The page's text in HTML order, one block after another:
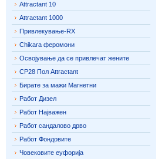
Attractant 10
Attractant 1000
Привлекување-RX
Chikara феромони
Освојување да се привлечат жените
CP28 Пол Attractant
Бирате за мажи Магнетни
Работ Дизел
Работ Најважен
Работ сандалово дрво
Работ Фондовите
Човековите еуфорија